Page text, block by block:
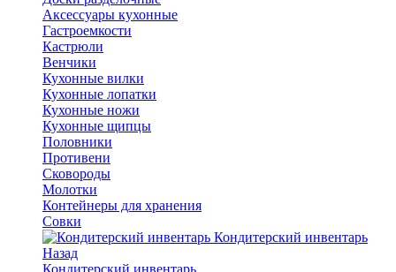
Аксессуары кухонные
Гастроемкости
Кастрюли
Венчики
Кухонные вилки
Кухонные лопатки
Кухонные ножи
Кухонные щипцы
Половники
Противени
Сковороды
Молотки
Контейнеры для хранения
Совки
Кондитерский инвентарь
Назад
Кондитерский инвентарь